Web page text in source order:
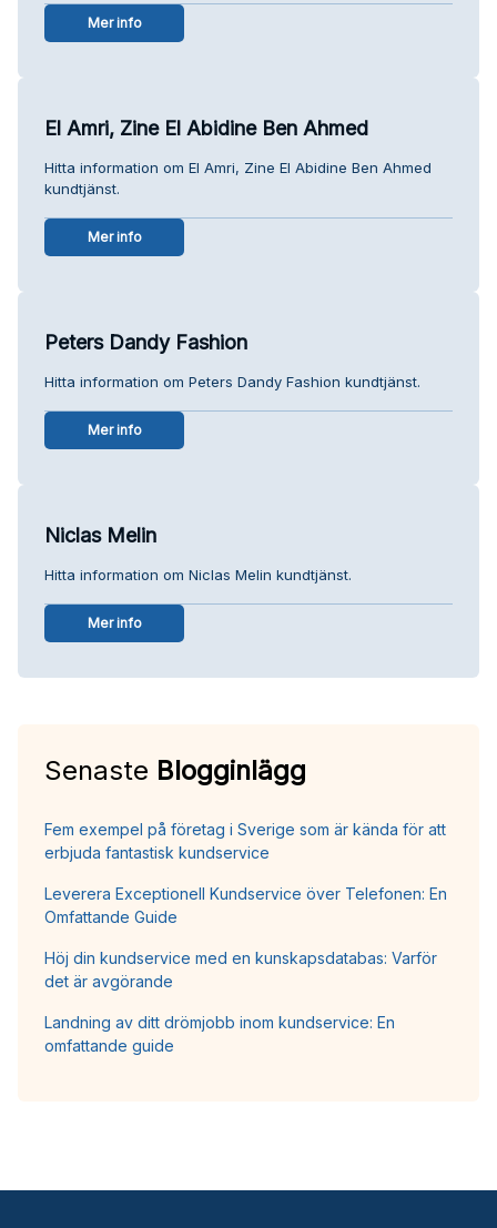
Mer info
El Amri, Zine El Abidine Ben Ahmed
Hitta information om El Amri, Zine El Abidine Ben Ahmed
kundtjänst.
Mer info
Peters Dandy Fashion
Hitta information om Peters Dandy Fashion kundtjänst.
Mer info
Niclas Melin
Hitta information om Niclas Melin kundtjänst.
Mer info
Senaste Blogginlägg
Fem exempel på företag i Sverige som är kända för att
erbjuda fantastisk kundservice
Leverera Exceptionell Kundservice över Telefonen: En
Omfattande Guide
Höj din kundservice med en kunskapsdatabas: Varför
det är avgörande
Landning av ditt drömjobb inom kundservice: En
omfattande guide